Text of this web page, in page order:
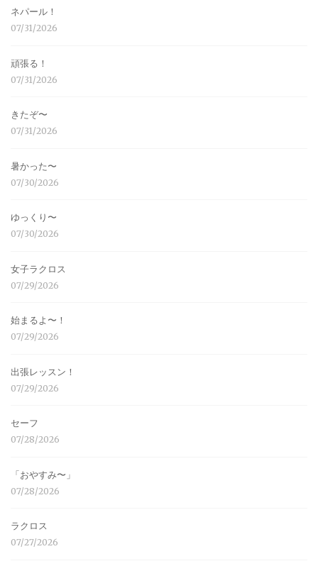
ネパール！
07/31/2026
頑張る！
07/31/2026
きたぞ〜
07/31/2026
暑かった〜
07/30/2026
ゆっくり〜
07/30/2026
女子ラクロス
07/29/2026
始まるよ〜！
07/29/2026
出張レッスン！
07/29/2026
セーフ
07/28/2026
「おやすみ〜」
07/28/2026
ラクロス
07/27/2026